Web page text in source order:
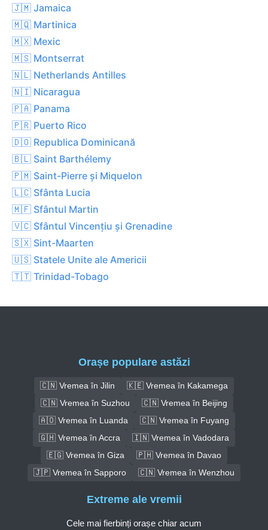
🇯🇲 Jamaica
🇲🇶 Martinica
🇲🇽 Mexic
🇲🇸 Montserrat
🇳🇱 Netherlands Antilles
🇳🇮 Nicaragua
🇵🇦 Panama
🇵🇷 Puerto Rico
🇩🇴 Republica Dominicană
🇧🇱 Saint Barthélemy
🇵🇲 Saint-Pierre și Miquelon
🇱🇨 Sfânta Lucia
🇲🇫 Sfântul Martin
🇻🇨 Sfântul Vincențiu și Grenadine
🇸🇽 Sint-Maarten
🇺🇸 Statele Unite ale Americii
🇹🇹 Trinidad-Tobago
Orașe populare astăzi
🇨🇳 Vremea în Jilin
🇰🇪 Vremea în Kakamega
🇨🇳 Vremea în Suzhou
🇨🇳 Vremea în Beijing
🇦🇴 Vremea în Luanda
🇨🇳 Vremea în Fuyang
🇬🇭 Vremea în Accra
🇮🇳 Vremea în Vadodara
🇪🇬 Vremea în Giza
🇵🇭 Vremea în Davao
🇯🇵 Vremea în Sapporo
🇨🇳 Vremea în Wenzhou
Extreme ale vremii
Cele mai fierbinți orașe chiar acum